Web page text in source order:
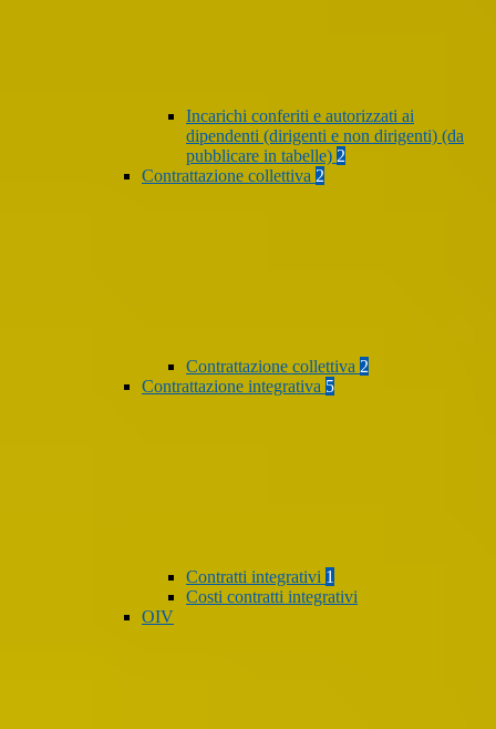
Incarichi conferiti e autorizzati ai
dipendenti (dirigenti e non dirigenti) (da
pubblicare in tabelle) 2
Contrattazione collettiva 2
Contrattazione collettiva 2
Contrattazione integrativa 5
Contratti integrativi 1
Costi contratti integrativi
OIV